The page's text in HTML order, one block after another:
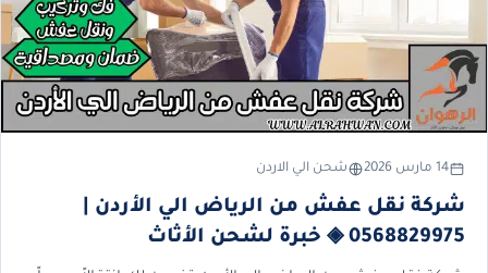
14 مارس 2026 شحن الي الاردن
شركة نقل عفش من الرياض الي الأردن |
0568829975 ◈ خبرة لشحن الأثاث